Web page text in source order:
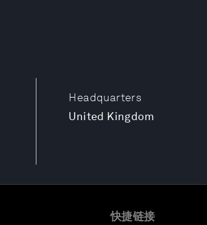
Headquarters
United Kingdom
快捷链接